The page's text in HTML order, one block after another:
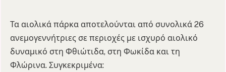
Τα αιολικά πάρκα αποτελούνται από συνολικά 26
ανεμογεννήτριες σε περιοχές με ισχυρό αιολικό
δυναμικό στη Φθιώτιδα, στη Φωκίδα και τη
Φλώρινα. Συγκεκριμένα: